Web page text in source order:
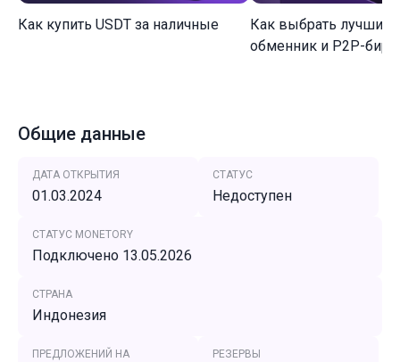
Как купить USDT за наличные
Как выбрать лучший
обменник и P2P-
Общие данные
ДАТА ОТКРЫТИЯ
01.03.2024
СТАТУС
Недоступен
СТАТУС MONETORY
Подключено 13.05.2026
СТРАНА
Индонезия
ПРЕДЛОЖЕНИЙ НА
РЕЗЕРВЫ